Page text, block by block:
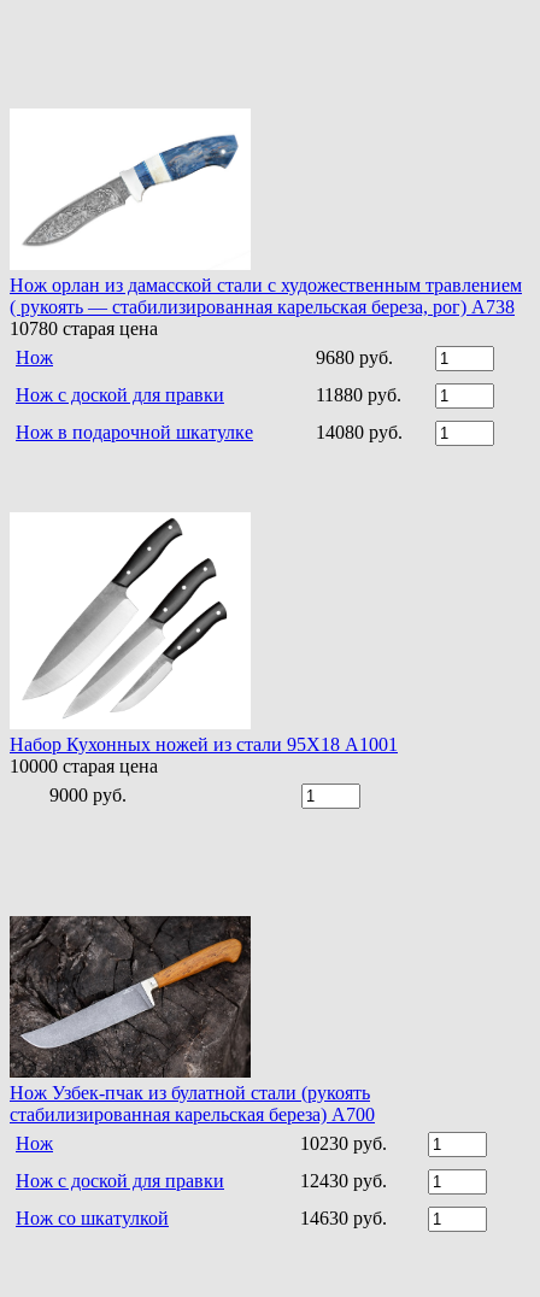
Нож орлан из дамасской стали с художественным травлением
( рукоять — стабилизированная карельская береза, рог) A738
10780 старая цена
Нож
9680 руб.
Нож с доской для правки
11880 руб.
Нож в подарочной шкатулке
14080 руб.
Набор Кухонных ножей из стали 95Х18 A1001
10000 старая цена
9000 руб.
Нож Узбек-пчак из булатной стали (рукоять
стабилизированная карельская береза) A700
Нож
10230 руб.
Нож с доской для правки
12430 руб.
Нож со шкатулкой
14630 руб.